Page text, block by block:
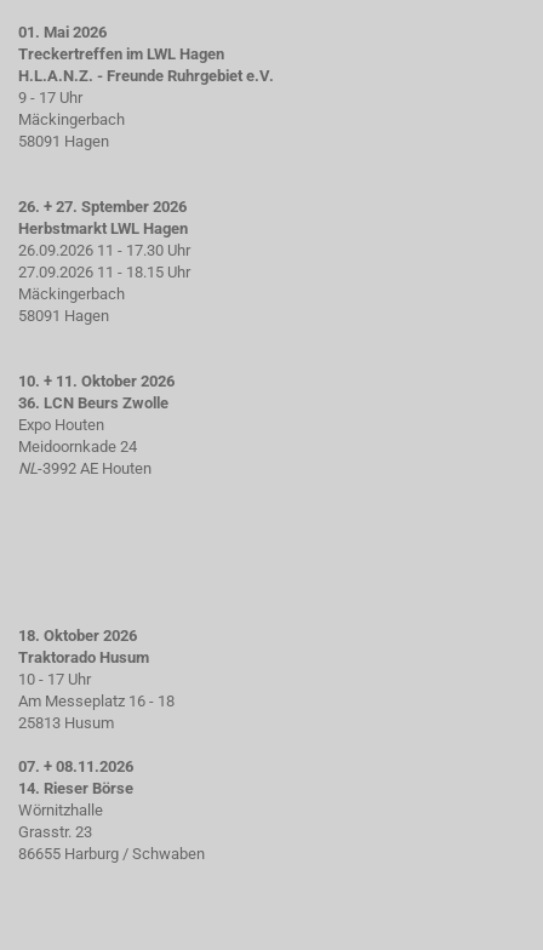
01. Mai 2026
Treckertreffen im LWL Hagen
H.L.A.N.Z. - Freunde Ruhrgebiet e.V.
9 - 17 Uhr
Mäckingerbach
58091 Hagen
26. + 27. Sptember 2026
Herbstmarkt LWL Hagen
26.09.2026 11 - 17.30 Uhr
27.09.2026 11 - 18.15 Uhr
Mäckingerbach
58091 Hagen
10. + 11. Oktober 2026
36. LCN Beurs Zwolle
Expo Houten
Meidoornkade 24
NL-3992 AE Houten
18. Oktober 2026
Traktorado Husum
10 - 17 Uhr
Am Messeplatz 16 - 18
25813 Husum
07. + 08.11.2026
14. Rieser Börse
Wörnitzhalle
Grasstr. 23
86655 Harburg / Schwaben